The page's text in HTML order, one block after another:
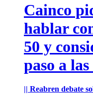
Cainco
hablar
50 y
paso a
|| Reabren debate